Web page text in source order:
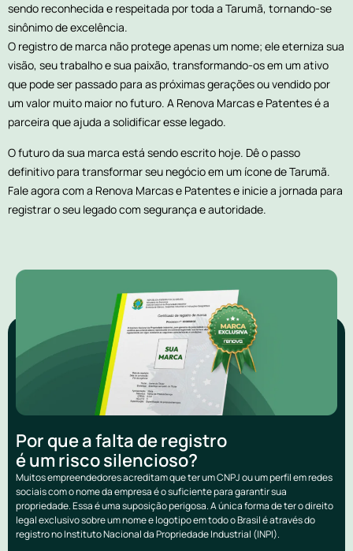
sendo reconhecida e respeitada por toda a Tarumã, tornando-se
sinônimo de excelência.
O registro de marca não protege apenas um nome; ele eterniza sua
visão, seu trabalho e sua paixão, transformando-os em um ativo
que pode ser passado para as próximas gerações ou vendido por
um valor muito maior no futuro. A Renova Marcas e Patentes é a
parceira que ajuda a solidificar esse legado.
O futuro da sua marca está sendo escrito hoje. Dê o passo
definitivo para transformar seu negócio em um ícone de Tarumã.
Fale agora com a Renova Marcas e Patentes e inicie a jornada para
registrar o seu legado com segurança e autoridade.
Por que a falta de registro
é um risco silencioso?
Muitos empreendedores acreditam que ter um CNPJ ou um perfil em redes
sociais com o nome da empresa é o suficiente para garantir sua
propriedade. Essa é uma suposição perigosa. A única forma de ter o direito
legal exclusivo sobre um nome e logotipo em todo o Brasil é através do
registro no Instituto Nacional da Propriedade Industrial (INPI).